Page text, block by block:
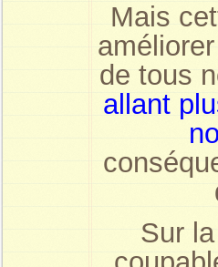
Mais
de tous
allant
Sur